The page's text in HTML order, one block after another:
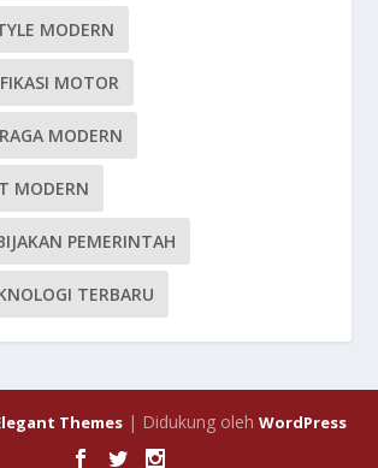
MODERN
MOTOR
MODERN
MODERN
PEMERINTAH
TERBARU
Themes | Didukung oleh WordPress